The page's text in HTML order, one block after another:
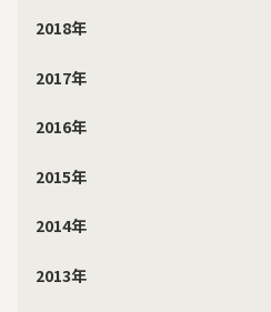
2018年
2017年
2016年
2015年
2014年
2013年